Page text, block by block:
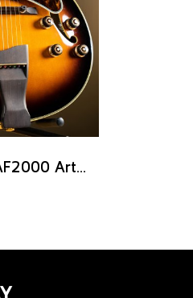
Used Ibanez AF2000 Artist series - Brown Sunburst